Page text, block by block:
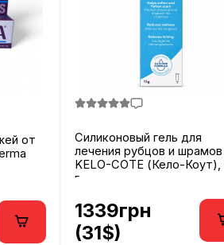
от
Силиконовый гель для
лечения рубцов и шрамов
KELO-COTE (Кело-Коут),
г...
1339грн
(31$)